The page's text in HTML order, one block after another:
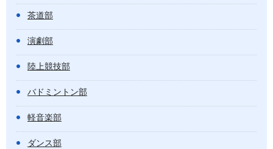
茶道部
演劇部
陸上競技部
バドミントン部
軽音楽部
ダンス部